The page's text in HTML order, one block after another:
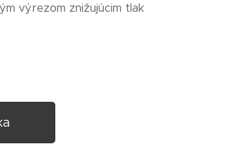
výrezom znižujúcim tlak